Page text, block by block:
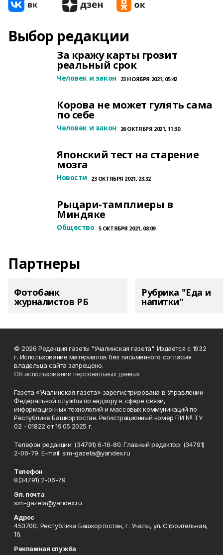
Выбор редакции
За кражу карты грозит
реальный срок
Человек и закон 23 НОЯБРЯ 2021, 05:42
Корова не может гулять сама
по себе
Человек и закон 26 ОКТЯБРЯ 2021, 11:30
Японский тест на старение
мозга
Новости 23 ОКТЯБРЯ 2021, 23:32
Рыцари-тамплиеры в
Миндяке
Общество 5 ОКТЯБРЯ 2021, 08:09
Партнеры
Фотобанк
журналистов РБ
Рубрика "Еда и
напитки"
© 2026 Редакция газеты "Учалинская газета". Издается с 1932
г. Использование материалов без письменного согласия
владельца сайта запрещено.
Об использовании персональных данных
Газета «Учалинская газета» зарегистрирована в Управлении
Федеральной службы по надзору в сфере связи,
информационных технологий и массовых коммуникаций по
Республике Башкортостан. Регистрационный номер ПИ № ТУ
02 - 01822 от 19.05.2025 г.
Телефон редакции: (34791) 6-16-80. Главный редактор: (34791)
2-06-79. Е-mаil: sim-gazeta@yandex.ru
Телефон
8(34791) 2-06-79
Эл. почта
sim-gazeta@yandex.ru
Адрес
453700, Республика Башкортостан, г. Учалы, ул. Строительная,
16.
Рекламная служба